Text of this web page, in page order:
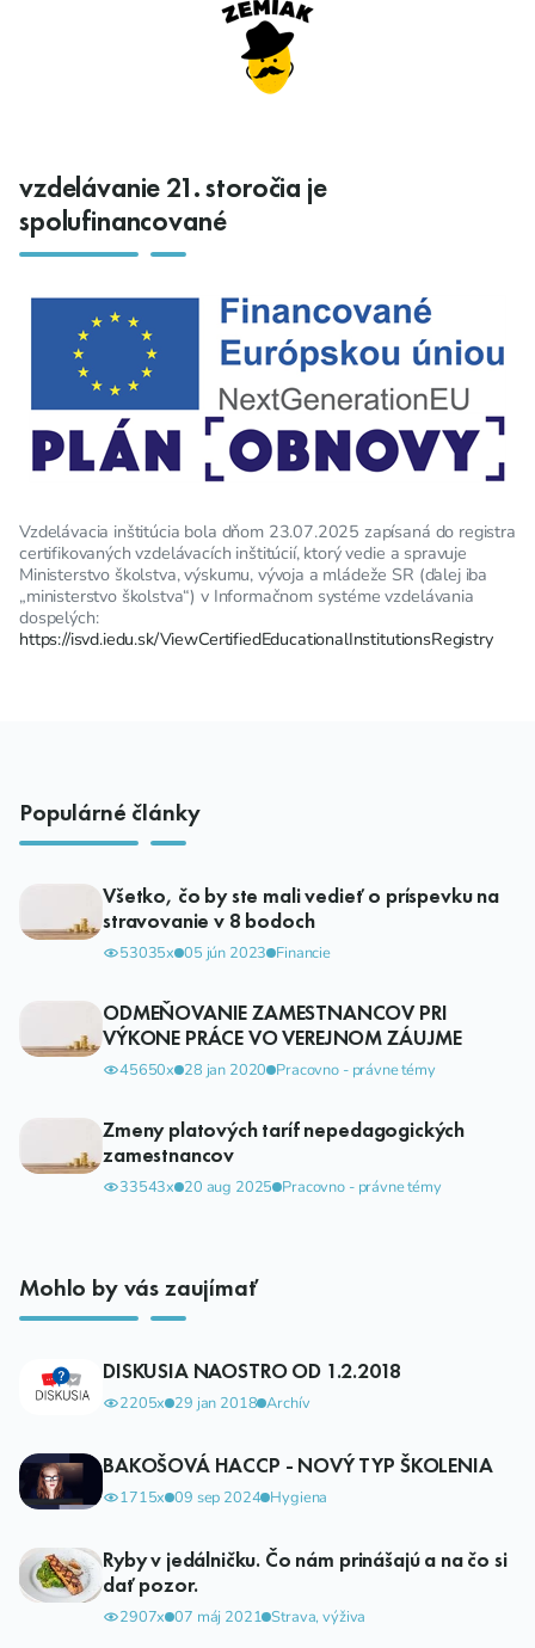
vzdelávanie 21. storočia je
spolufinancované
Vzdelávacia inštitúcia bola dňom 23.07.2025 zapísaná do registra
certifikovaných vzdelávacích inštitúcií, ktorý vedie a spravuje
Ministerstvo školstva, výskumu, vývoja a mládeže SR (ďalej iba
„ministerstvo školstva“) v Informačnom systéme vzdelávania
dospelých:
https://isvd.iedu.sk/ViewCertifiedEducationalInstitutionsRegistry
Populárné články
Všetko, čo by ste mali vedieť o príspevku na
stravovanie v 8 bodoch
53035x 05 jún 2023 Financie
ODMEŇOVANIE ZAMESTNANCOV PRI
VÝKONE PRÁCE VO VEREJNOM ZÁUJME
45650x 28 jan 2020 Pracovno - právne témy
Zmeny platových taríf nepedagogických
zamestnancov
33543x 20 aug 2025 Pracovno - právne témy
Mohlo by vás zaujímať
DISKUSIA NAOSTRO OD 1.2.2018
2205x 29 jan 2018 Archív
BAKOŠOVÁ HACCP - NOVÝ TYP ŠKOLENIA
1715x 09 sep 2024 Hygiena
Ryby v jedálničku. Čo nám prinášajú a na čo si
dať pozor.
2907x 07 máj 2021 Strava, výživa